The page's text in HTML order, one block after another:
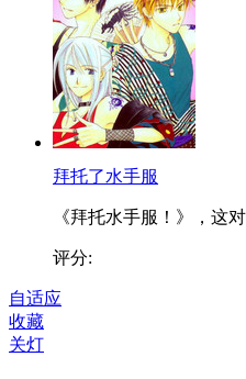
拜托了水手服
《拜托水手服！》，这
评分:
自适应
收藏
关灯